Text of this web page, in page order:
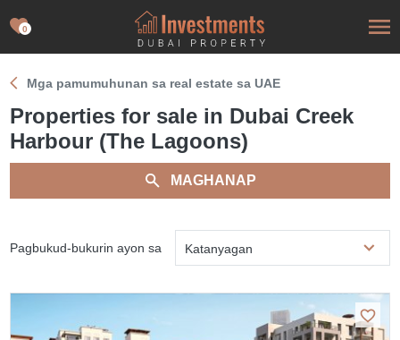
0
Mga pamumuhunan sa real estate sa UAE
Properties for sale in Dubai Creek
Harbour (The Lagoons)
MAGHANAP
Pagbukud-bukurin ayon sa Katanyagan